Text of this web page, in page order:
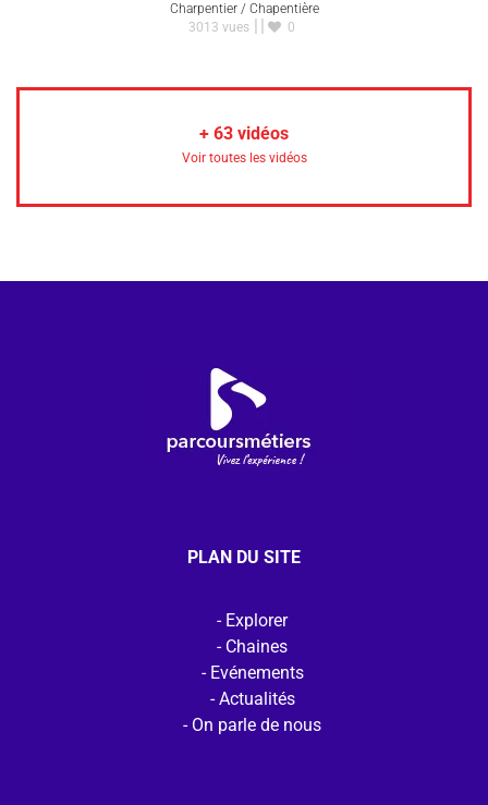
Charpentier / Chapentière
3013 vues
0
+ 63 vidéos
Voir toutes les vidéos
PLAN DU SITE
Explorer
Chaines
Evénements
Actualités
On parle de nous